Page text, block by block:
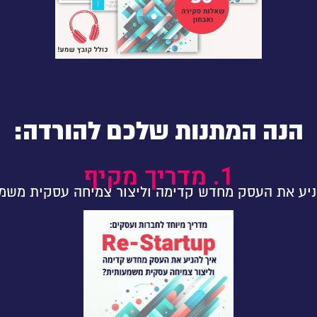
הנה המתנות שלכם להורדה:
1. מדריך מקיף
את העסק מחדש קדימה וליצור צמיחה עסקית